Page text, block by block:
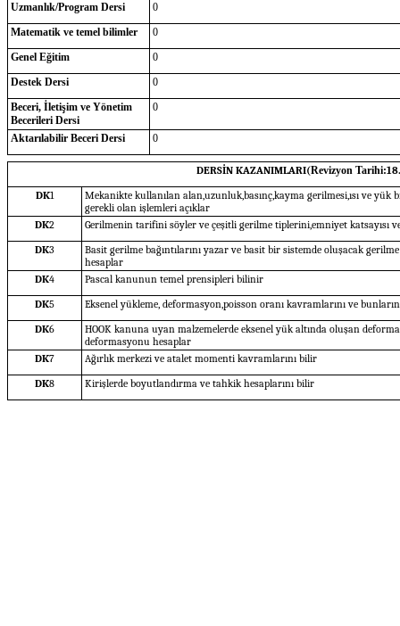
Uzmanlık/Program Dersi
0
Matematik ve temel bilimler
0
Genel Eğitim
0
Destek Dersi
0
Beceri, İletişim ve Yönetim
Becerileri Dersi
0
Aktarılabilir Beceri Dersi 0
DERSİN KAZANIMLARI(Revizyon Tarihi:
DK1
Mekanikte kullanılan alan,uzunluk,basınç,kayma gerilmesi,ısı ve
gerekli olan işlemleri açıklar
DK2
Gerilmenin tarifini söyler ve çeşitli gerilme tiplerini,emniyet katsayısı
DK3
Basit gerilme bağıntılarını yazar ve basit bir sistemde oluşacak
hesaplar
DK4
Pascal kanunun temel prensipleri bilinir
DK5
Eksenel yükleme, deformasyon,poisson oranı kavramlarını ve
DK6
HOOK kanuna uyan malzemelerde eksenel yük altında oluşan
deformasyonu hesaplar
DK7
Ağırlık merkezi ve atalet momenti kavramlarını bilir
DK8 Kirişlerde boyutlandırma ve tahkik hesaplarını bilir